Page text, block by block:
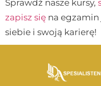
Sprawdź nasze kursy,
zapisz się na
siebie i swoją karierę!